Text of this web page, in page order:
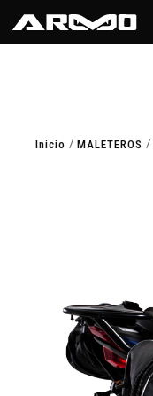
Inicio / MALETEROS /